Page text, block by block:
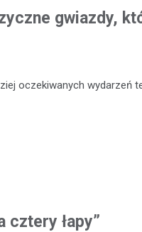
gwiazdy,
oczekiwanych wydarzeń
cztery łapy”
chłopca. Zatrzymany 38-